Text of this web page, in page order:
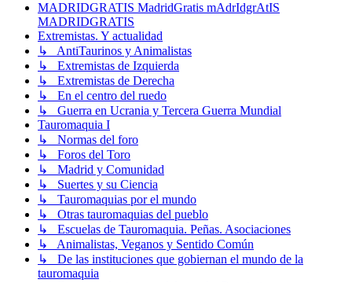
MADRIDGRATIS MadridGratis mAdrIdgrAtIS
MADRIDGRATIS
Extremistas. Y actualidad
↳ AntiTaurinos y Animalistas
↳ Extremistas de Izquierda
↳ Extremistas de Derecha
↳ En el centro del ruedo
↳ Guerra en Ucrania y Tercera Guerra Mundial
Tauromaquia I
↳ Normas del foro
↳ Foros del Toro
↳ Madrid y Comunidad
↳ Suertes y su Ciencia
↳ Tauromaquias por el mundo
↳ Otras tauromaquias del pueblo
↳ Escuelas de Tauromaquia. Peñas. Asociaciones
↳ Animalistas, Veganos y Sentido Común
↳ De las instituciones que gobiernan el mundo de la
tauromaquia